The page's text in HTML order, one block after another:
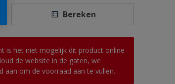
Bereken
is het niet mogelijk dit product online
de website in de gaten, we
aan om de voorraad aan te vullen.